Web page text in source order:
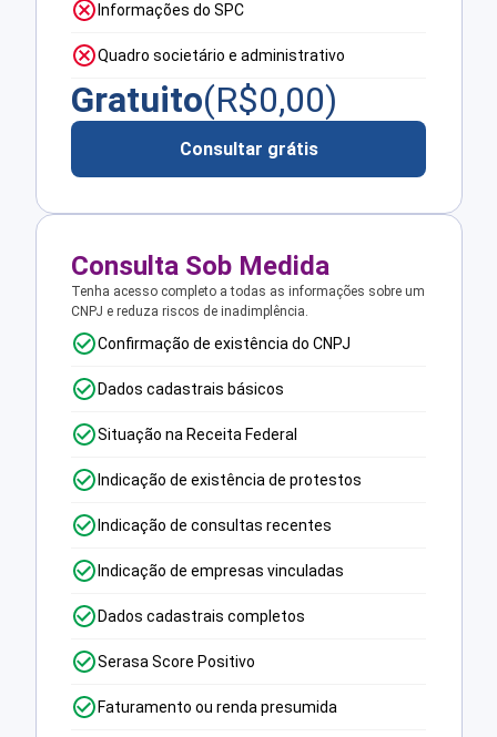
Informações do SPC
Quadro societário e administrativo
Gratuito(R$0,00)
Consultar grátis
Consulta Sob Medida
Tenha acesso completo a todas as informações sobre um
CNPJ e reduza riscos de inadimplência.
Confirmação de existência do CNPJ
Dados cadastrais básicos
Situação na Receita Federal
Indicação de existência de protestos
Indicação de consultas recentes
Indicação de empresas vinculadas
Dados cadastrais completos
Serasa Score Positivo
Faturamento ou renda presumida